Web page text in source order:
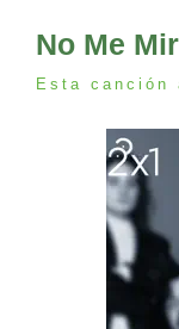
No Me
Esta canción